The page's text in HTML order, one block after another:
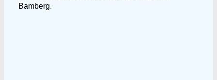
Bamberg.